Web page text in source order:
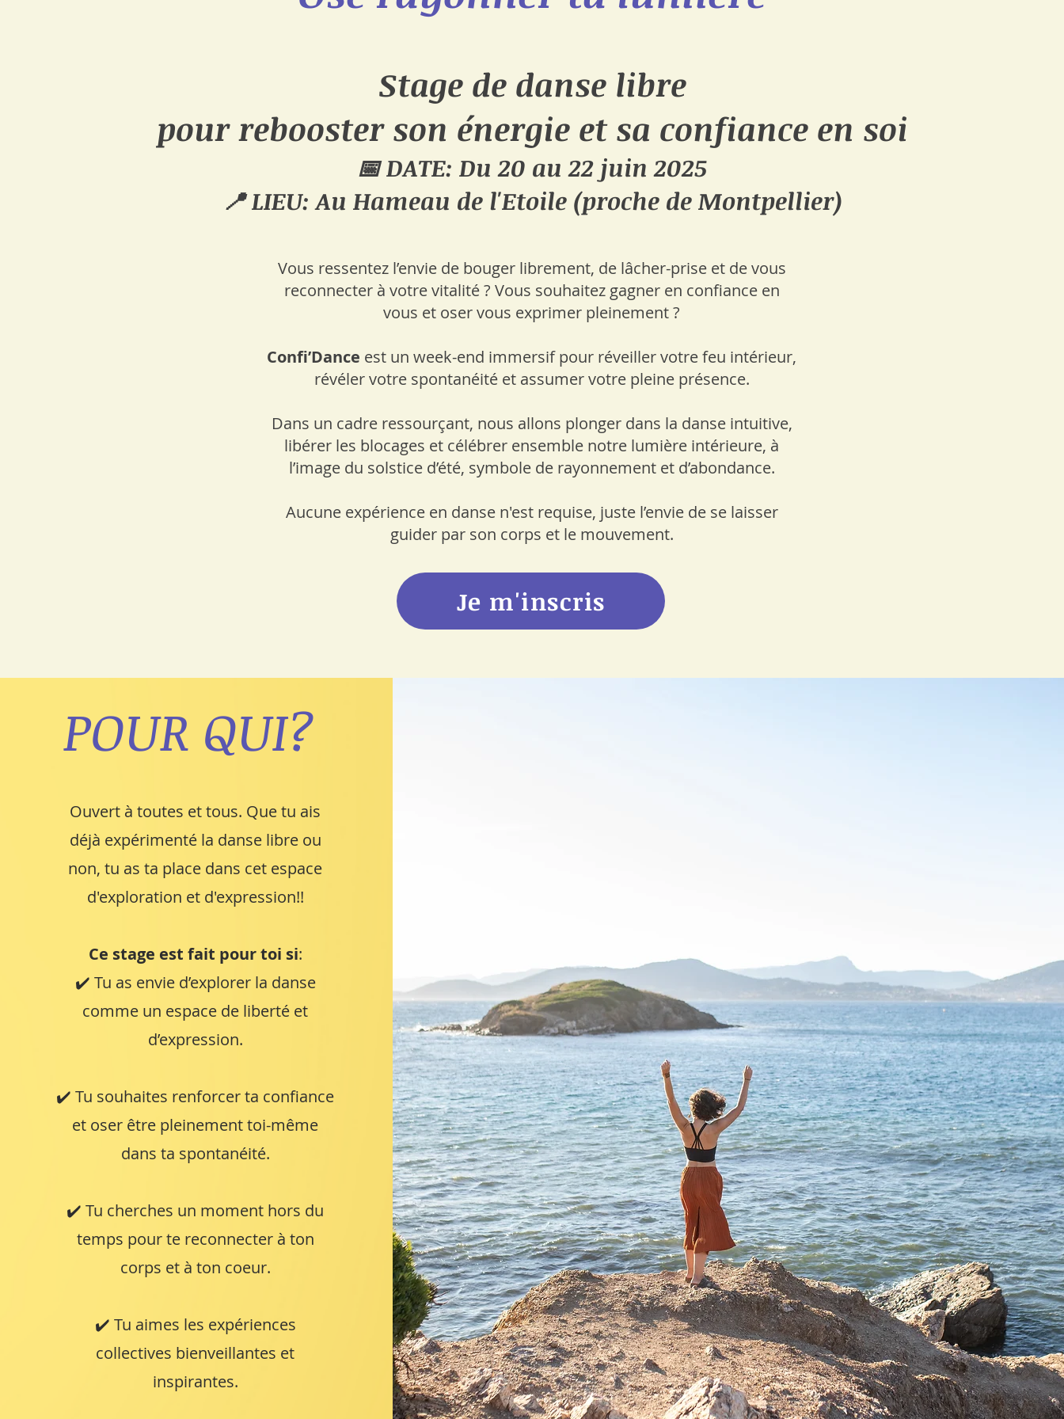
Stage de danse libre
pour rebooster son énergie et sa confiance en soi
📅 DATE: Du 20 au 22 juin 2025​
📍 LIEU: Au Hameau de l'Etoile (proche de Montpellier)
Vous ressentez l’envie de bouger librement, de lâcher-prise et de vous
reconnecter à votre vitalité ? Vous souhaitez gagner en confiance en
vous et oser vous exprimer pleinement ?
Confi’Dance est un week-end immersif pour réveiller votre feu intérieur,
révéler votre spontanéité et assumer votre pleine présence.
Dans un cadre ressourçant, nous allons plonger dans la danse intuitive,
libérer les blocages et célébrer ensemble notre lumière intérieure, à
l’image du solstice d’été, symbole de rayonnement et d’abondance.
Aucune expérience en danse n'est requise, juste l’envie de se laisser
guider par son corps et le mouvement.
Je m'inscris
POUR QUI?
Ouvert à toutes et tous. Que tu ais
déjà expérimenté la danse libre ou
non, tu as ta place dans cet espace
d'exploration et d'expression!!
Ce stage est fait pour toi si:
✔️ Tu as envie d’explorer la danse
comme un espace de liberté et
d’expression.
✔️ Tu souhaites renforcer ta confiance
et oser être pleinement toi-même
dans ta spontanéité.
✔️ Tu cherches un moment hors du
temps pour te reconnecter à ton
corps et à ton coeur.
✔️ Tu aimes les expériences
collectives bienveillantes et
inspirantes.